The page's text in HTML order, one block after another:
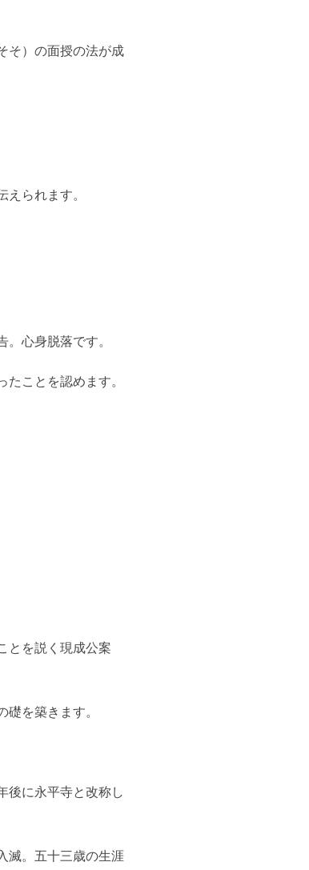
そ）の面授の法が成
られます。
心身脱落です。
ことを認めます。
とを説く現成公案
を築きます。
後に永平寺と改称し
滅。五十三歳の生涯